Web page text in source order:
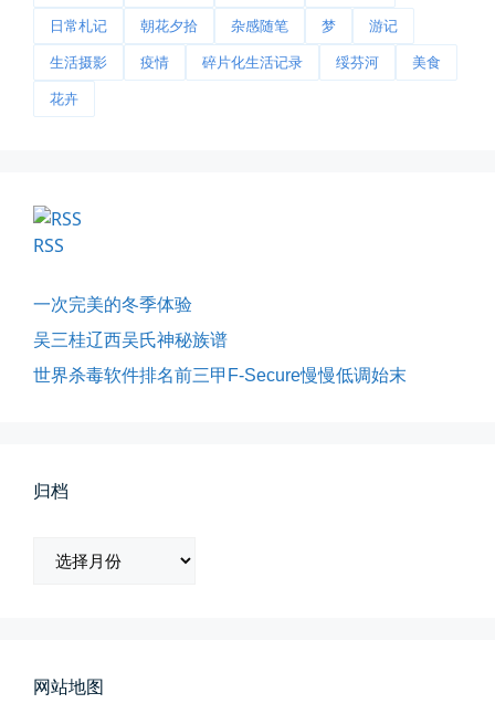
影子是我的情人
所有的等待，都是不期而遇
海边散步随手一拍
日常札记 朝花夕拾 杂感随笔 梦 游记
生活摄影 疫情 碎片化生活记录 绥芬河 美食
花卉
RSS
一次完美的冬季体验
吴三桂辽西吴氏神秘族谱
世界杀毒软件排名前三甲F-Secure慢慢低调始末
归档
网站地图